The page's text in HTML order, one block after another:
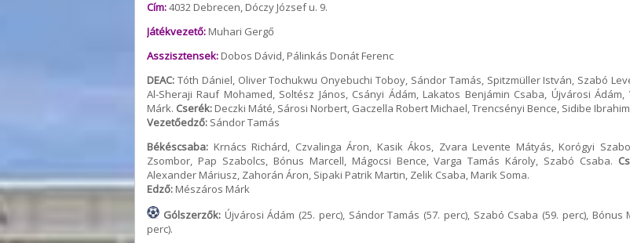
Cím:4032 Debrecen, Dóczy József u. 9.
Játékvezető: Muhari Gergő
Asszisztensek: Dobos Dávid, Pálinkás Donát Ferenc
DEAC: Tóth Dániel, Oliver Tochukwu Onyebuchi Toboy, Sándor Tamás, Spitzmüller István, Szabó
Al-Sheraji Rauf Mohamed, Soltész János, Csányi Ádám, Lakatos Benjámin Csaba, Újvárosi Ádám,
Márk. Cserék: Deczki Máté, Sárosi Norbert, Gaczella Robert Michael, Trencsényi Bence, Sidibe
Vezetőedző: Sándor Tamás
Békéscsaba: Krnács Richárd, Czvalinga Áron, Kasik Ákos, Zvara Levente Mátyás, Korógyi
Zsombor, Pap Szabolcs, Bónus Marcell, Mágocsi Bence, Varga Tamás Károly, Szabó Csaba.
Alexander Máriusz, Zahorán Áron, Sipaki Patrik Martin, Zelik Csaba, Marik Soma.
Edző: Mészáros Márk
Gólszerzők: Újvárosi Ádám (25. perc), Sándor Tamás (57. perc), Szabó Csaba (59. perc), Bónus
perc).